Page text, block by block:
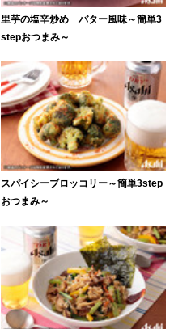
里芋の塩辛炒め バター風味～簡単3
stepおつまみ～
スパイシーブロッコリー～簡単3step
おつまみ～